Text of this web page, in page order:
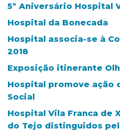
5º Aniversário Hospital
Hospital da Bonecada
Hospital associa-se à
2018
Exposição itinerante
Hospital promove ação
Social
Hospital Vila Franca de
do Tejo distinguidos